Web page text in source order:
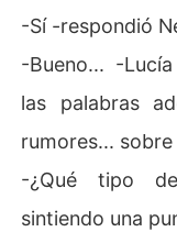
-Sí -respondió
-Bueno... -
las palabras
rumores...
-¿Qué tipo
sintiendo una